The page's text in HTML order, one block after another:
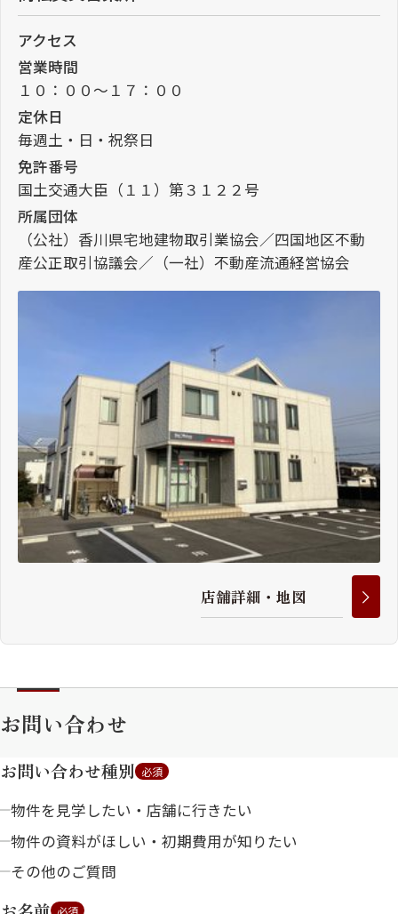
アクセス
営業時間
１０：００～１７：００
定休日
毎週土・日・祝祭日
免許番号
国土交通大臣（１１）第３１２２号
所属団体
（公社）香川県宅地建物取引業協会／四国地区不動
産公正取引協議会／（一社）不動産流通経営協会
店舗詳細 ・地図
お問い合わせ
お問い合わせ種別 必須
物件を見学したい・店舗に行きたい
物件の資料がほしい・初期費用が知りたい
その他のご質問
必須